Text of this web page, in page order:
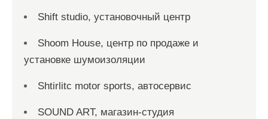
Shift studio, установочный центр
Shoom House, центр по продаже и
установке шумоизоляции
Shtirlitc motor sports, автосервис
SOUND ART, магазин-студия